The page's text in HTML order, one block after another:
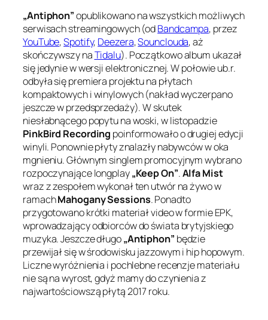
„Antiphon”opublikowano na wszystkich możliwych
serwisach streamingowych (odBandcampa, przez
YouTube,Spotify, Deezera,Sounclouda, aż
skończywszy naTidalu). Początkowo album ukazał
się jedynie w wersji elektronicznej. W połowie ub.r.
odbyła się premiera projektu na płytach
kompaktowych i winylowych (nakład wyczerpano
jeszcze w przedsprzedaży). W skutek
niesłabnącego popytu na woski, w listopadzie
PinkBird Recording poinformowało o drugiej edycji
winyli. Ponownie płyty znalazły nabywców w oka
mgnieniu. Głównym singlem promocyjnym wybrano
rozpoczynające longplay„Keep On”.Alfa Mist
wraz z zespołem wykonał ten utwór na żywo w
ramachMahogany Sessions. Ponadto
przygotowano krótki materiał video w formie EPK,
wprowadzający odbiorców do świata brytyjskiego
muzyka. Jeszcze długo„Antiphon” będzie
przewijał się w środowisku jazzowym i hip hopowym.
Liczne wyróżnienia i pochlebne recenzje materiału
nie są na wyrost, gdyż mamy do czynienia z
najwartościowszą płytą 2017 roku.